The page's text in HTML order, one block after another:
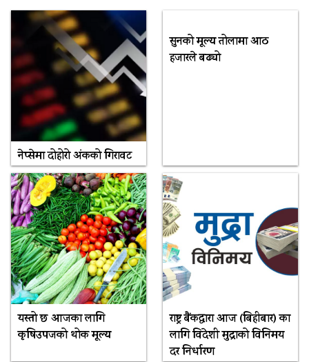
नेप्सेमा दोहोरो अंकको गिरावट
सुनको मूल्य तोलामा आठ
हजारले बढ्यो
यस्तो छ आजका लागि
कृषिउपजको थोक मूल्य
राष्ट्र बैंकद्धारा आज (बिहीबार) का
लागि विदेशी मुद्राको विनिमय
दर निर्धारण